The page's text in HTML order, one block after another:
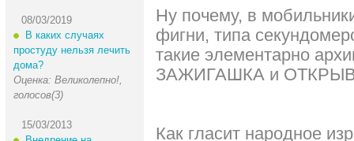
08/03/2019
В каких случаях
простуду нельзя лечить
дома?
Оценка: Великолепно!,
голосов(3)
15/03/2013
Ну почему, в
фигни, типа
такие элементарно
ЗАЖИГАШКА и
Как гласит народное